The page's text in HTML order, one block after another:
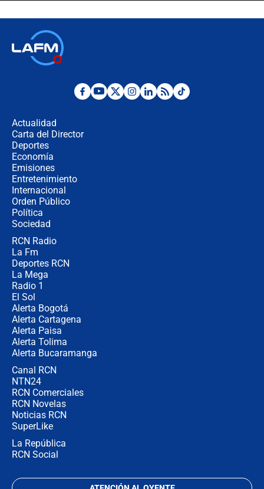
Estratega de Abelardo de la Espriella
Actualidad
Carta del Director
Deportes
Economía
Emisiones
Entretenimiento
Internacional
Orden Público
Política
Sociedad
RCN Radio
La Fm
Deportes RCN
La Mega
Radio 1
El Sol
Alerta Bogotá
Alerta Cartagena
Alerta Paisa
Alerta Tolima
Alerta Bucaramanga
Canal RCN
NTN24
RCN Comerciales
RCN Novelas
Noticias RCN
SuperLike
La República
RCN Social